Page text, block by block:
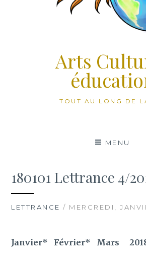
Arts
TOUT AU LONG DE
MENU
180101 Lettrance 4/
LETTRANCE / MERCREDI,
Janvier* Février* Mars